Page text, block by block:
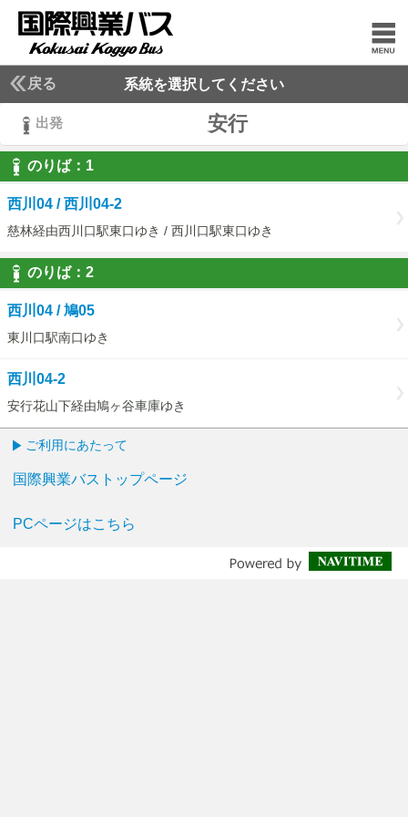
戻る 系統を選択してください
出発 安行
のりば： 1
1
西川04 / 西川04-2
慈林経由西川口駅東口ゆき / 西川口駅東口ゆき
のりば： 2
2
西川04 / 鳩05
東川口駅南口ゆき
西川04-2
安行花山下経由鳩ヶ谷車庫ゆき
ご利用にあたって
国際興業バストップページ
PCページはこちら